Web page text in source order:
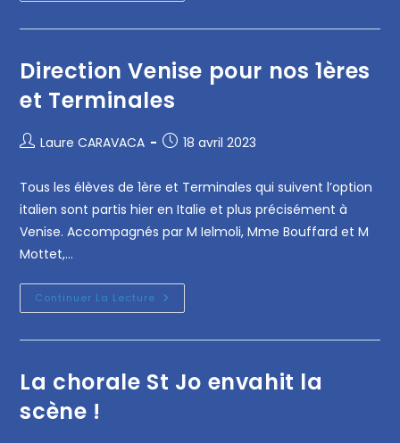
Direction Venise pour nos 1ères
et Terminales
Laure CARAVACA 18 avril 2023
Tous les élèves de 1ère et Terminales qui suivent l’option
italien sont partis hier en Italie et plus précisément à
Venise. Accompagnés par M Ielmoli, Mme Bouffard et M
Mottet,…
Continuer La Lecture
La chorale St Jo envahit la
scène !